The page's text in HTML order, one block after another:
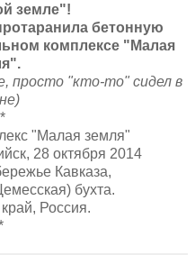
земле"!
бетонную
комплексе "Малая
просто "кто-то" сидел в
"Малая земля"
28 октября 2014
Кавказа,
бухта.
Россия.